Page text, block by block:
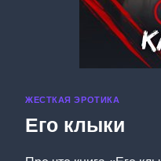
ЖЕСТКАЯ ЭРОТИКА
Его клыки